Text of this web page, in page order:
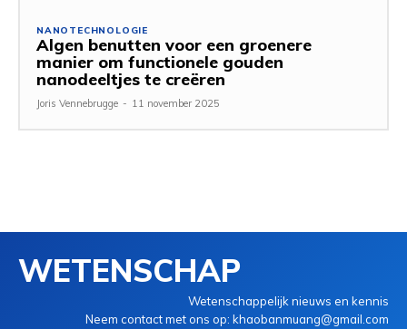
NANOTECHNOLOGIE
Algen benutten voor een groenere
manier om functionele gouden
nanodeeltjes te creëren
Joris Vennebrugge - 11 november 2025
WETENSCHAP
Wetenschappelijk nieuws en kennis
Neem contact met ons op: khaobanmuang@gmail.com